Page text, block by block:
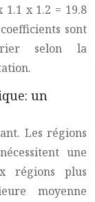
x 1.2 = 19.8
sont
selon la
un
Les régions
une
régions plus
moyenne